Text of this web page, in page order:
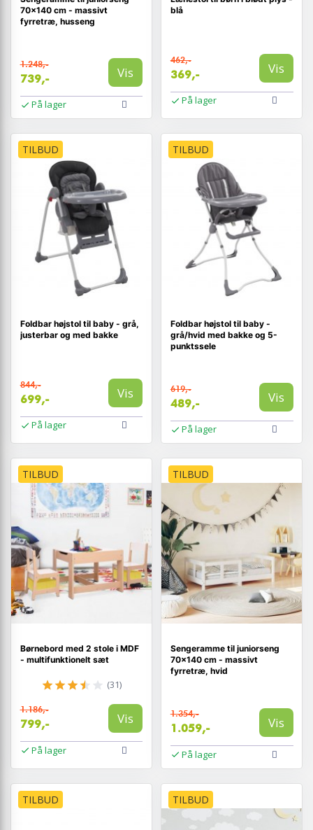
70×140 cm - massivt
fyrretræ, husseng
1.248,-
739,- Vis
På lager
blå
462,-
369,- Vis
På lager
TILBUD
Foldbar højstol til baby - grå,
justerbar og med bakke
844,-
699,- Vis
På lager
TILBUD
Foldbar højstol til baby -
grå/hvid med bakke og 5-
punktssele
619,-
489,- Vis
På lager
TILBUD
Børnebord med 2 stole i MDF
- multifunktionelt sæt
(31)
1.186,-
799,- Vis
På lager
TILBUD
Sengeramme til juniorseng
70×140 cm - massivt
fyrretræ, hvid
1.354,-
1.059,- Vis
På lager
TILBUD TILBUD